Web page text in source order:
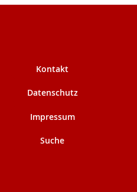
Kontakt
Datenschutz
Impressum
Suche